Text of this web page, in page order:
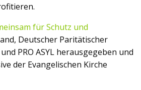
für Schutz und
Deutscher Paritätischer
PRO ASYL herausgegeben und
der Evangelischen Kirche